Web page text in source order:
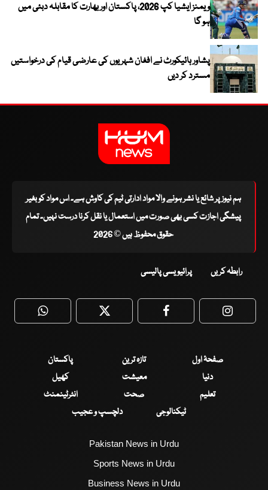
ویمنز ایشیا کپ 2026، پاکستان اور بھارت کا مقابلہ دبئی میں
ہو گا
پشاور ہائیکورٹ نے افغان شہریوں کی عارضی قیام کی درخواستیں
مسترد کر دیں
ہم نیوز پر شائع یا نشر ہونے والا مواد ادارتی ٹیم کی کاوش ہے۔ اس مواد کو بغیر
پیشگی اجازت کسی بھی صورت میں استعمال یا نقل کرنا درست نہیں۔ تمام
حقوق محفوظ ہیں © 2026
رابطہ کریں پرائیویسی پالیسی
WhatsApp Twitter Facebook
صفحۂ اول تازہ ترین
پاکستان
دنیا
معیشت
کھیل
تعلیم
صحت
انٹرٹینمنٹ
ٹیکنالوجی
دلچسپ و عجیب
Pakistan News in Urdu
Sports News in Urdu
Business News in Urdu